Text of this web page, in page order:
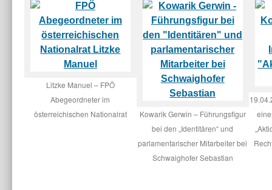
Litzke Manuel – FPÖ
Abegeordneter im
österreichischen Nationalrat
Kowarik Gerwin – Führungsfigur
bei den „Identitären“ und
parlamentarischer Mitarbeiter bei
Schwaighofer Sebastian